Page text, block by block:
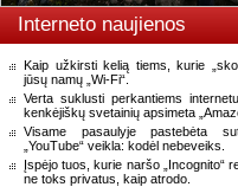
Interneto naujienos
Kaip užkirsti kelią tiems, kurie
jūsų namų „Wi-Fi“.
Verta suklusti perkantiems
kenkėjiškų svetainių apsimeta
Visame pasaulyje pastebėta
„YouTube“ veikla: kodėl nebeveiks.
Įspėjo tuos, kurie naršo „Incognito“
ne toks privatus, kaip atrodo.